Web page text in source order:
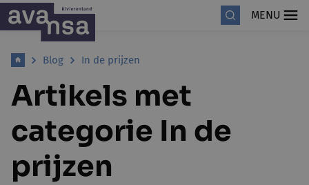
MENU
Blog In de prijzen
Artikels met
categorie In de
prijzen